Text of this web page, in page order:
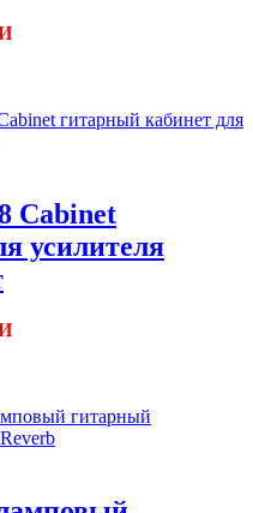
Cabinet
усилителя